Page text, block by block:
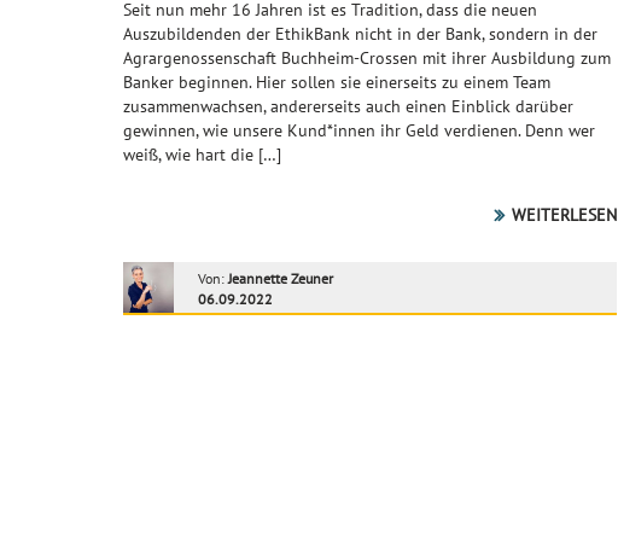
Seit nun mehr 16 Jahren ist es Tradition, dass die neuen
Auszubildenden der EthikBank nicht in der Bank, sondern in der
Agrargenossenschaft Buchheim-Crossen mit ihrer Ausbildung zum
Banker beginnen. Hier sollen sie einerseits zu einem Team
zusammenwachsen, andererseits auch einen Einblick darüber
gewinnen, wie unsere Kund*innen ihr Geld verdienen. Denn wer
weiß, wie hart die […]
WEITERLESEN
Von:Jeannette Zeuner
06.09.2022